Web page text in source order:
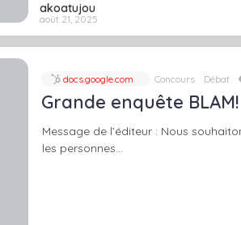
akoatujou
août 21, 2025
docs.google.com Concours Débat
Grande enquête BLAM!
Message de l’éditeur : Nous
les personnes…